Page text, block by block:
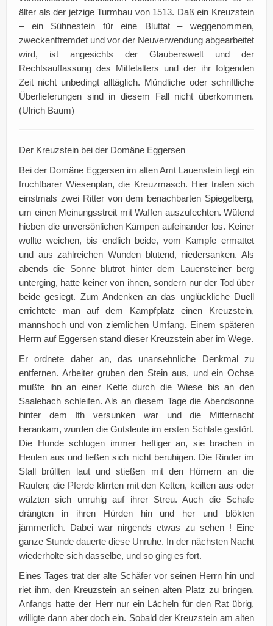
älter als der jetzige Turmbau von 1513. Daß ein Kreuzstein
– ein Sühnestein für eine Bluttat – weggenommen,
zweckentfremdet und vor der Neuverwendung abgearbeitet
wird, ist angesichts der Glaubenswelt und der
Rechtsauffassung des Mittelalters und der ihr folgenden
Zeit nicht unbedingt alltäglich. Mündliche oder schriftliche
Überlieferungen sind in diesem Fall nicht überkommen.
(Ulrich Baum)
Der Kreuzstein bei der Domäne Eggersen
Bei der Domäne Eggersen im alten Amt Lauenstein liegt ein
fruchtbarer Wiesenplan, die Kreuzmasch. Hier trafen sich
einstmals zwei Ritter von dem benachbarten Spiegelberg,
um einen Meinungsstreit mit Waffen auszufechten. Wütend
hieben die unversönlichen Kämpen aufeinander los. Keiner
wollte weichen, bis endlich beide, vom Kampfe ermattet
und aus zahlreichen Wunden blutend, niedersanken. Als
abends die Sonne blutrot hinter dem Lauensteiner berg
unterging, hatte keiner von ihnen, sondern nur der Tod über
beide gesiegt. Zum Andenken an das unglückliche Duell
errichtete man auf dem Kampfplatz einen Kreuzstein,
mannshoch und von ziemlichen Umfang. Einem späteren
Herrn auf Eggersen stand dieser Kreuzstein aber im Wege.
Er ordnete daher an, das unansehnliche Denkmal zu
entfernen. Arbeiter gruben den Stein aus, und ein Ochse
mußte ihn an einer Kette durch die Wiese bis an den
Saalebach schleifen. Als an diesem Tage die Abendsonne
hinter dem Ith versunken war und die Mitternacht
herankam, wurden die Gutsleute im ersten Schlafe gestört.
Die Hunde schlugen immer heftiger an, sie brachen in
Heulen aus und ließen sich nicht beruhigen. Die Rinder im
Stall brüllten laut und stießen mit den Hörnern an die
Raufen; die Pferde klirrten mit den Ketten, keilten aus oder
wälzten sich unruhig auf ihrer Streu. Auch die Schafe
drängten in ihren Hürden hin und her und blökten
jämmerlich. Dabei war nirgends etwas zu sehen ! Eine
ganze Stunde dauerte diese Unruhe. In der nächsten Nacht
wiederholte sich dasselbe, und so ging es fort.
Eines Tages trat der alte Schäfer vor seinen Herrn hin und
riet ihm, den Kreuzstein an seinen alten Platz zu bringen.
Anfangs hatte der Herr nur ein Lächeln für den Rat übrig,
willigte dann aber doch ein. Sobald der Kreuzstein am alten